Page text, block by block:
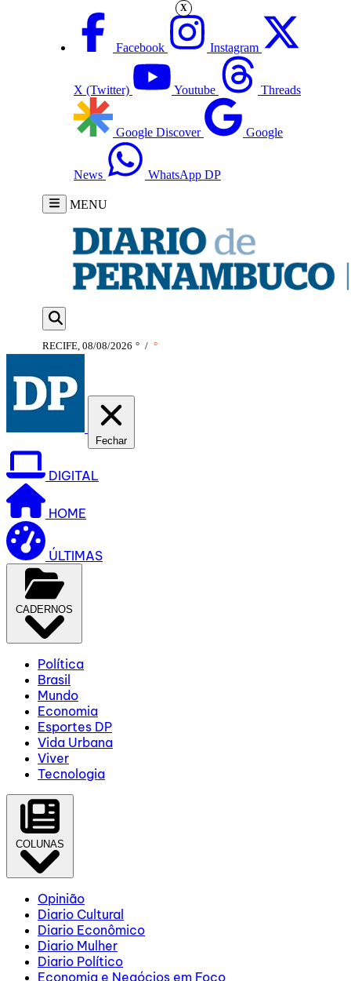
Facebook Instagram
X (Twitter) Youtube Threads
Google Discover Google
News WhatsApp DP
MENU
RECIFE, 08/08/2026 ° / °
Fechar
DIGITAL
HOME
ÚLTIMAS
CADERNOS
Política
Brasil
Mundo
Economia
Esportes DP
Vida Urbana
Viver
Tecnologia
COLUNAS
Opinião
Diario Cultural
Diario Econômico
Diario Mulher
Diario Político
Economia e Negócios em Foco
X